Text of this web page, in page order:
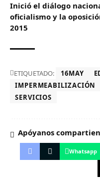
Inició el diálogo
oficialismo y la
2015
ETIQUETADO: 16MAY
IMPERMEABILIZACIÓN
SERVICIOS
Apóyanos
Whatsapp